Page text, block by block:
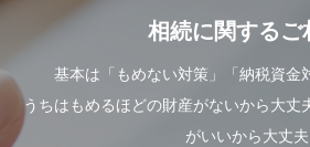
相続に関するご
基本は「もめない対策」「納税資金
うちはもめるほどの財産がないから大丈
がいいから大丈夫